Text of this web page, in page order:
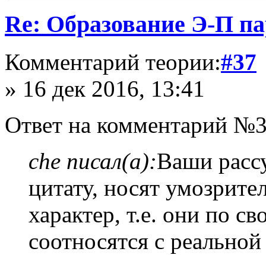
Re: Образование Э-П
Комментарий теории:#37
» 16 дек 2016, 13:41
Ответ на комментарий
che писал(а):Ваши
цитату, носят
характер, т.е. они по
соотносятся с